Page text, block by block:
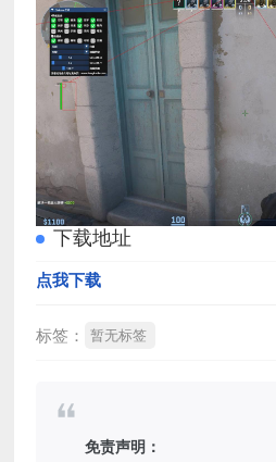
下载地址
点我下载
标签： 暂无标签
免责声明：